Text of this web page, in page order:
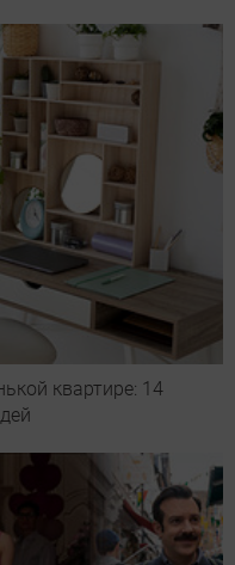
квартире: 14